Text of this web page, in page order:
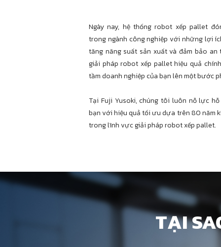
Ngày nay, hệ thống robot xếp pallet
trong ngành công nghiệp với những lợi
tăng năng suất sản xuất và đảm bảo
giải pháp robot xếp pallet hiệu quả
tầm doanh nghiệp của bạn lên một bước
Tại Fuji Yusoki, chúng tôi luôn nỗ lực
bạn với hiệu quả tối ưu dựa trên 80 năm
trong lĩnh vực giải pháp robot xếp pallet.
TẠI